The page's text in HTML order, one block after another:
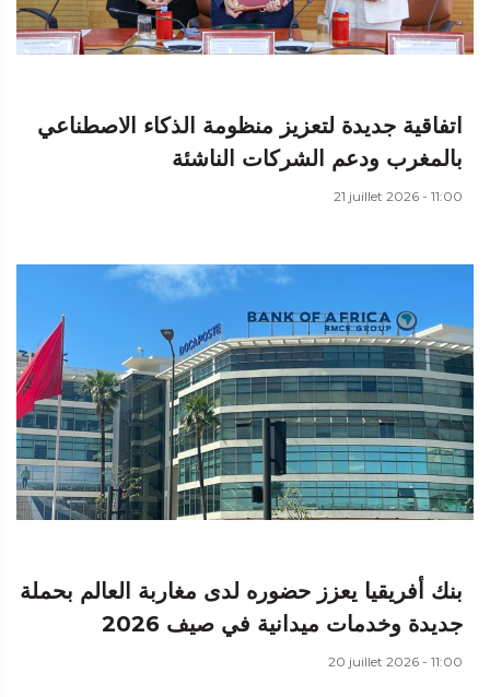
اتفاقية جديدة لتعزيز منظومة الذكاء الاصطناعي
بالمغرب ودعم الشركات الناشئة
21 juillet 2026 - 11:00
بنك أفريقيا يعزز حضوره لدى مغاربة العالم بحملة
جديدة وخدمات ميدانية في صيف 2026
20 juillet 2026 - 11:00